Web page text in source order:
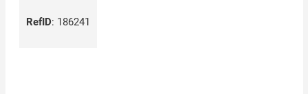
RefID: 186241